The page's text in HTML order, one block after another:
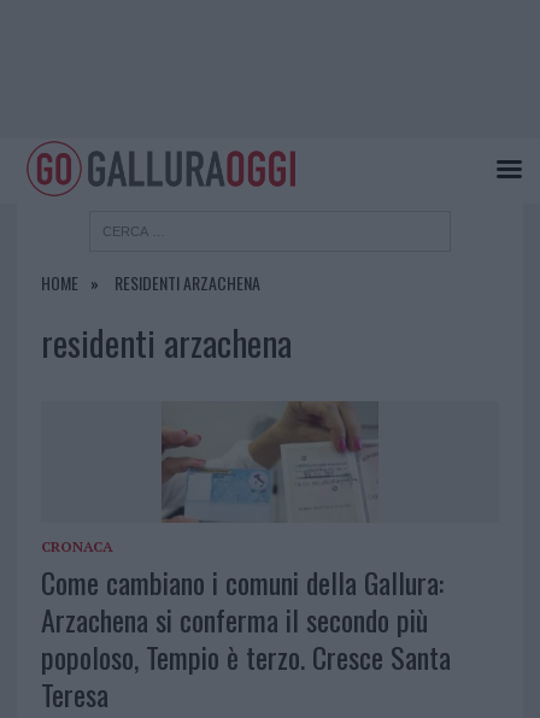
HOME RESIDENTI ARZACHENA
residenti arzachena
CRONACA
Come cambiano i comuni della Gallura:
Arzachena si conferma il secondo più
popoloso, Tempio è terzo. Cresce Santa
Teresa